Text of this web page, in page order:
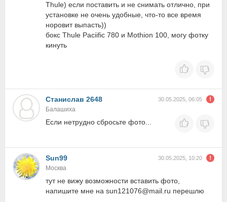
Thule) если поставить и не снимать отлично, при
установке не очень удобные, что-то все время
норовит выпасть))
бокс Thule Paciific 780 и Mothion 100, могу фотку
кинуть
Станислав 2648 30.05.2025, 06:05
Балашиха
Если нетрудно сбросьте фото...
Sun99 30.05.2025, 10:20
Москва
тут не вижу возможности вставить фото,
напишите мне на sun121076@mail.ru перешлю